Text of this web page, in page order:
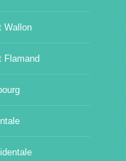
Wallon
Flamand